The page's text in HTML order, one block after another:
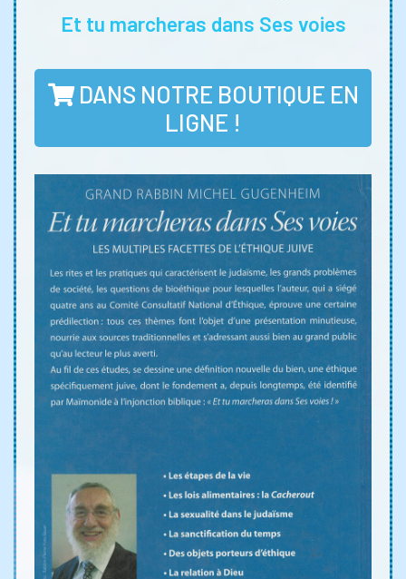
Et tu marcheras dans Ses voies
DANS NOTRE BOUTIQUE EN
LIGNE !